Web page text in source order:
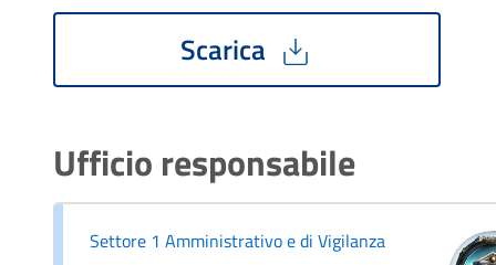
Scarica
Ufficio responsabile
Settore 1 Amministrativo e di Vigilanza